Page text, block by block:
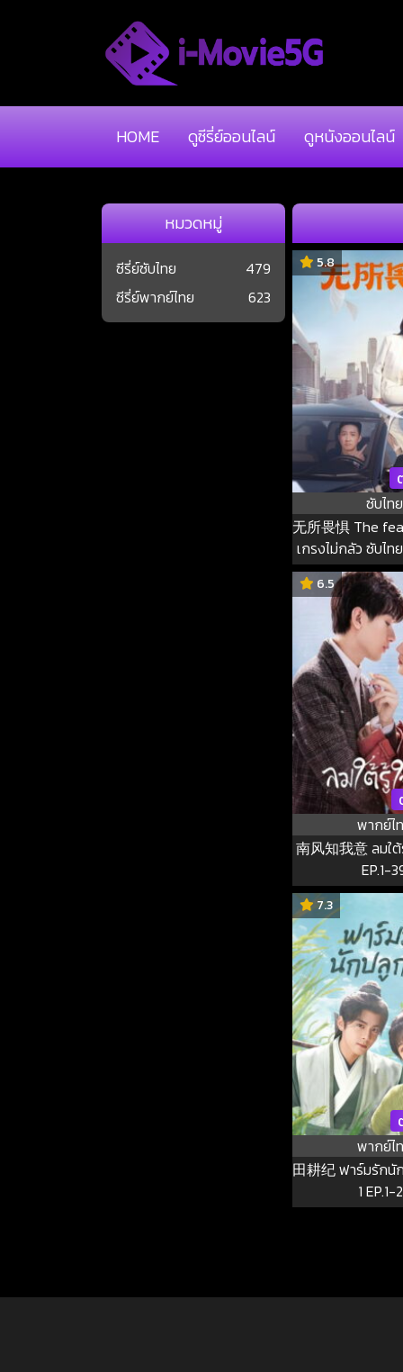
HOME ดูซีรี่ย์ออนไลน์ ดูหนังออนไลน์
หมวดหมู่
ซีรี่ย์ซับไทย
479
ซีรี่ย์พากย์ไทย
623
5.8
ซับไทย
无所畏惧 The
เกรงไม่กลัว ซับไท
40
6.5
พากย์ไ
南风知我意 ลมใ
EP.1-
7.3
พากย์ไ
田耕纪 ฟาร์มรัก
1 EP.1-